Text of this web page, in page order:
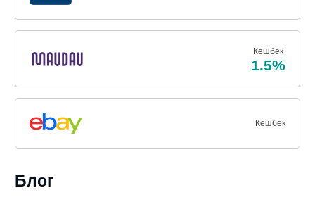
Кешбек
1.5%
Кешбек
Блог